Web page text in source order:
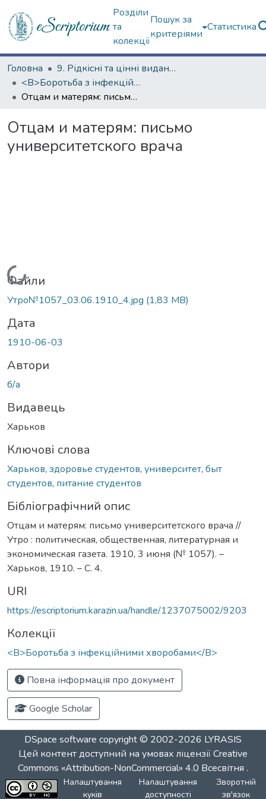
Розділи
та
колекції
Пошук за
критеріями
Статистика
Головна
9. Рідкісні та цінні видання
<B>Боротьба з інфекційними хворобами</B>
Отцам и матерям: письмо университетского врача
Отцам и матерям: письмо
университетского врача
Вантажиться...
Файли
Утро№1057_03.06.1910_4.jpg (1,83 MB)
Дата
1910-06-03
Автори
б/а
Видавець
Харьков
Ключові слова
Харьков, здоровье студентов, университет, быт
студентов, питание студентов
Бібліографічний опис
Отцам и матерям: письмо университетского врача //
Утро : политическая, общественная, литературная и
экономическая газета. 1910, 3 июня (№ 1057). –
Харьков, 1910. – С. 4.
URI
https://escriptorium.karazin.ua/handle/1237075002/9203
Колекції
<B>Боротьба з інфекційними хворобами</B>
Повна інформація про документ
Google Scholar
DSpace software copyright © 2002-2026 LYRASIS
Цей контент доступний на умовах ліцензіїCreative
Commons «Attribution-NonCommercial» 4.0 Всесвітня .
Налаштування
куків
Налаштування
доступності
Зворотній
зв'язок